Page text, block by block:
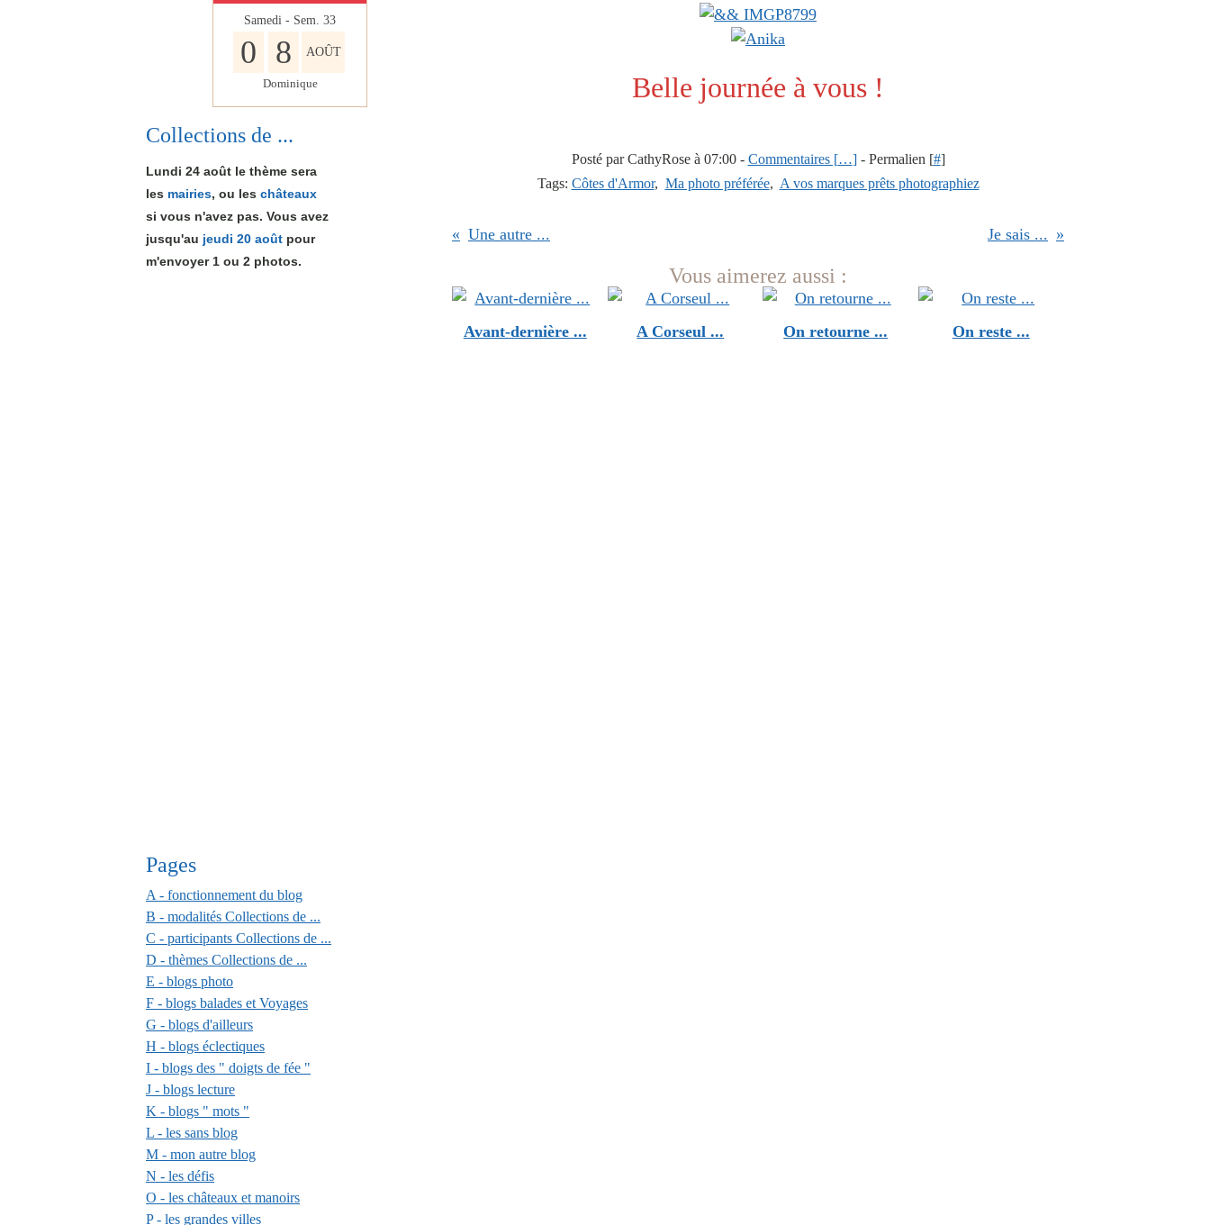
Samedi - Sem. 33
0 8 AOÛT
Dominique
Collections de ...
Lundi 24 août le thème sera
les mairies, ou les châteaux
si vous n'avez pas. Vous avez
jusqu'au jeudi 20 août pour
m'envoyer 1 ou 2 photos.
Pages
A - fonctionnement du blog
B - modalités Collections de ...
C - participants Collections de ...
D - thèmes Collections de ...
E - blogs photo
F - blogs balades et Voyages
G - blogs d'ailleurs
H - blogs éclectiques
I - blogs des " doigts de fée "
J - blogs lecture
K - blogs " mots "
L - les sans blog
M - mon autre blog
N - les défis
O - les châteaux et manoirs
P - les grandes villes
Belle journée à vous !
Posté par CathyRose à 07:00 - Commentaires […]- Permalien [#]
Tags: Côtes d'Armor, Ma photo préférée, A vos marques prêts photographiez
Une autre ... Je sais ...
Vous aimerez aussi :
Avant-dernière ... A Corseul ... On retourne ... On reste ...